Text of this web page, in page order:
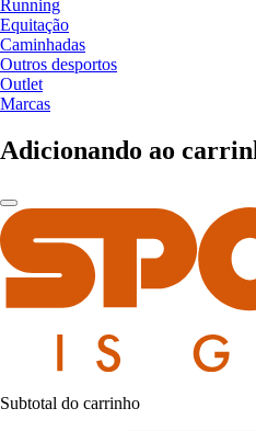
Running
Equitação
Caminhadas
Outros desportos
Outlet
Marcas
Adicionando ao
Subtotal do carrinho